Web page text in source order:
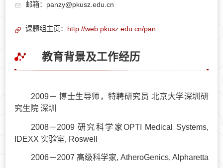
邮箱：panzy@pkusz.edu.cn
课题组主页： http://web.pkusz.edu.cn/pan
教育背景及工作经历
2009－ 博士生导师，特聘研究员 北京大学深圳研
究生院 深圳
2008－2009 研究科学家OPTI Medical Systems,
IDEXX 实验室, Roswell
2006－2007 高级科学家, AtheroGenics, Alpharetta